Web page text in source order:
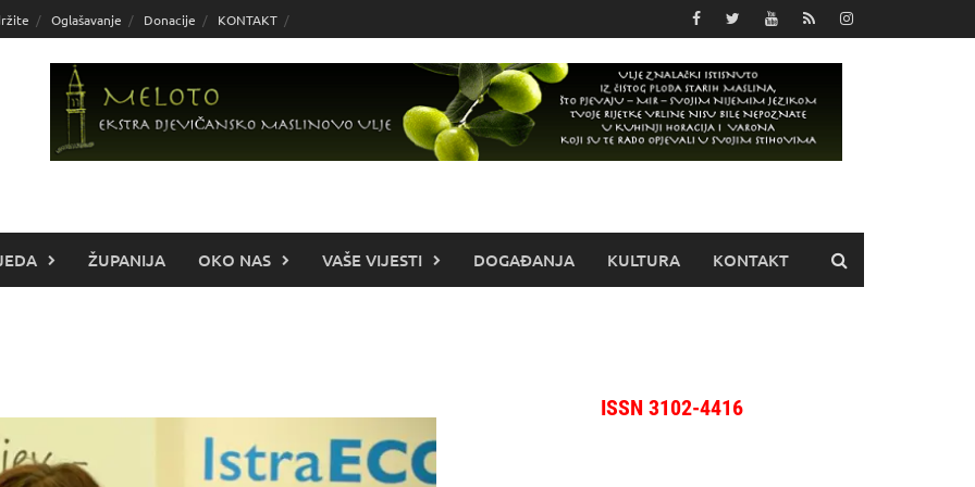
Oglašavanje Donacije KONTAKT
ŽUPANIJA OKO NAS VAŠE VIJESTI DOGAĐANJA KULTURA KONTAKT
ISSN 3102-4416